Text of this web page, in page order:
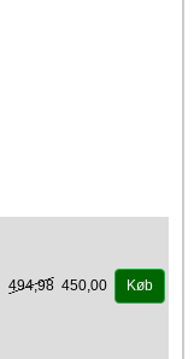
494,98 450,00 Køb